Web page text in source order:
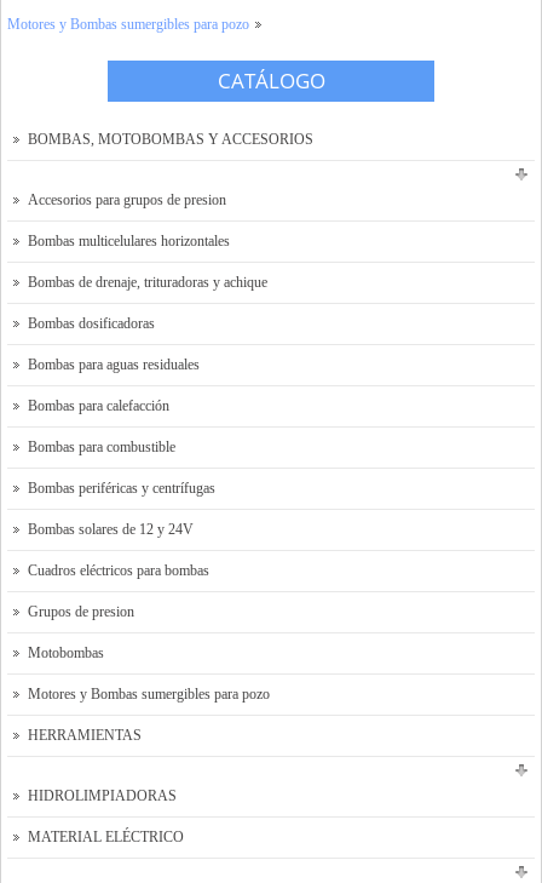
Tienda Online
Solicitar presupuesto
Motores y Bombas sumergibles para pozo
CATÁLOGO
BOMBAS, MOTOBOMBAS Y ACCESORIOS
Accesorios para grupos de presion
Bombas multicelulares horizontales
Bombas de drenaje, trituradoras y achique
Bombas dosificadoras
Bombas para aguas residuales
Bombas para calefacción
Bombas para combustible
Bombas periféricas y centrífugas
Bombas solares de 12 y 24V
Cuadros eléctricos para bombas
Grupos de presion
Motobombas
Motores y Bombas sumergibles para pozo
HERRAMIENTAS
HIDROLIMPIADORAS
MATERIAL ELÉCTRICO